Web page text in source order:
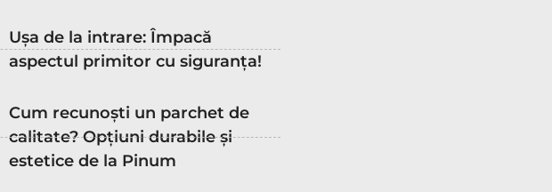
Ușa de la intrare: Împacă
aspectul primitor cu siguranța!
Cum recunoști un parchet de
calitate? Opțiuni durabile și
estetice de la Pinum